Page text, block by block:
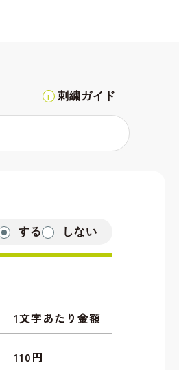
刺繍ガイド
する しない
1文字あたり金額
110円